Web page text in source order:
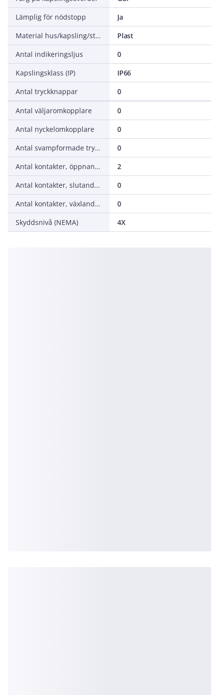
Lämplig för nödstopp
Ja
Material hus/kapsling/stomme
Plast
Antal indikeringsljus
0
Kapslingsklass (IP)
IP66
Antal tryckknappar
0
Antal väljaromkopplare
0
Antal nyckelomkopplare
0
Antal svampformade tryckknappar
0
Antal kontakter, öppnande (NC - normalt stängda)
2
Antal kontakter, slutande (NO - normalt öppna)
0
Antal kontakter, växlande (CO)
0
Skyddsnivå (NEMA)
4X